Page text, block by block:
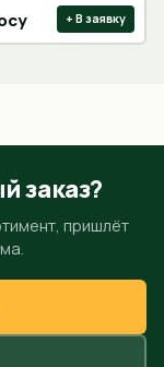
+ В заявку
заказ?
пришлёт